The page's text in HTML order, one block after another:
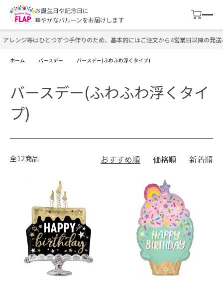
お誕生日や記念日に
華やかなバルーンをお届けします
ンジ等はひとつずつ手作りのため、基本的にはご注文から4営業日以降の発送
ホーム バースデー バースデー(ふわふわ浮くタイプ)
バースデー(ふわふわ浮くタイ
プ)
全12商品 おすすめ順 価格順 新着順